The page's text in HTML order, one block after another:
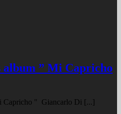
album ” Mi Capricho
Capricho " Giancarlo Di [...]